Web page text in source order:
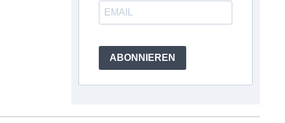
ABONNIEREN